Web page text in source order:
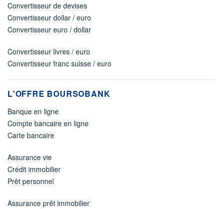
Convertisseur de devises
Convertisseur dollar / euro
Convertisseur euro / dollar
Convertisseur livres / euro
Convertisseur franc suisse / euro
L'OFFRE BOURSOBANK
Banque en ligne
Compte bancaire en ligne
Carte bancaire
Assurance vie
Crédit immobilier
Prêt personnel
Assurance prêt immobilier